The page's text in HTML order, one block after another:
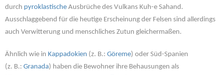
durch pyroklastische Ausbrüche des Vulkans Kuh-e Sahand.
Ausschlaggebend für die heutige Erscheinung der Felsen sind allerdings
auch Verwitterung und menschliches Zutun gleichermaßen.
Ähnlich wie in Kappadokien (z. B.: Göreme) oder Süd-Spanien
(z. B.: Granada) haben die Bewohner ihre Behausungen als